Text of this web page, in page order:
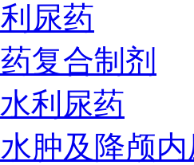
尿药
复合制剂
利尿药
肿及降颅